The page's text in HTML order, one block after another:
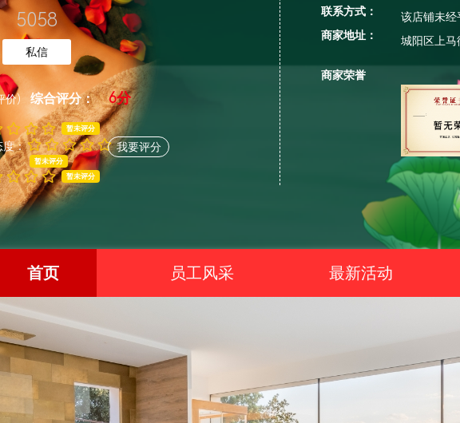
5058
私信
价) 综合评分： 6分
暂未评分
度：
暂未评分
暂未评分
我要评分
联系方式：
该店铺未经
商家地址：
城阳区上
商家荣誉
首页 员工风采 最新活动